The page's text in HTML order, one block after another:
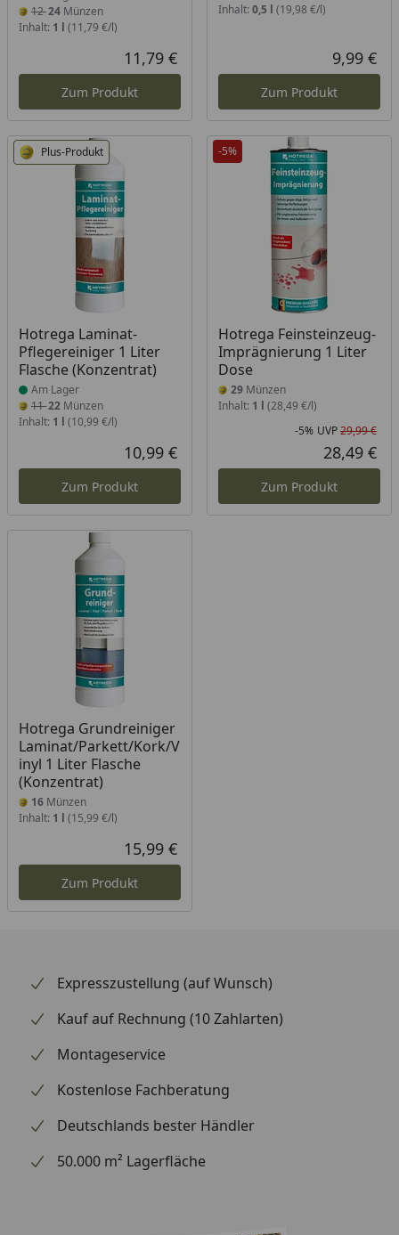
1224 Münzen
Inhalt: 1 l (11,79 €/l)
Aktueller Preis
11,79 €
Zum Produkt
Inhalt: 0,5 l (19,98 €/l)
9,99 €
Zum Produkt
Plus-Produkt
Hotrega Laminat-
Pflegereiniger 1 Liter
Flasche (Konzentrat)
Produkt am Lager
Am Lager
1122 Münzen
Inhalt: 1 l (10,99 €/l)
Aktueller Preis
10,99 €
Zum Produkt
-5%
Hotrega Feinsteinzeug-
Imprägnierung 1 Liter
Dose
29Münzen
Inhalt: 1 l (28,49 €/l)
-5% UVP29,99 €
28,49 €
Zum Produkt
Hotrega Grundreiniger
Laminat/Parkett/Kork/V
inyl 1 Liter Flasche
(Konzentrat)
16 Münzen
Inhalt: 1 l (15,99 €/l)
Aktueller Preis
15,99 €
Zum Produkt
Expresszustellung (auf Wunsch)
Kauf auf Rechnung (10 Zahlarten)
Montageservice
Kostenlose Fachberatung
Deutschlands bester Händler
50.000 m² Lagerfläche